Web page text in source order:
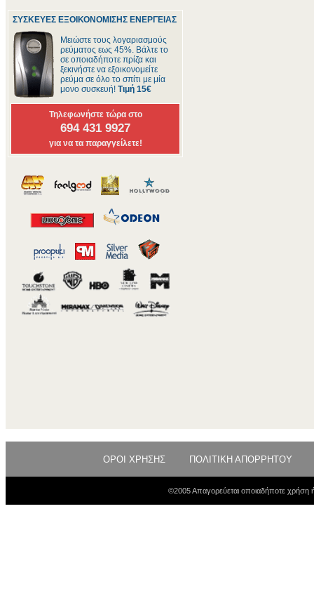
ΣΥΣΚΕΥΕΣ ΕΞΟΙΚΟΝΟΜΙΣΗΣ ΕΝΕΡΓΕΙΑΣ
Μειώστε τους λογαριασμούς
ρεύματος εως 45%. Βάλτε το
σε οποιαδήποτε πρίζα και
ξεκινήστε να εξοικονομείτε
ρεύμα σε όλο το σπίτι με μία
μονο συσκευή! Τιμή 15€
Τηλεφωνήστε τώρα στο
694 431 9927
για να τα παραγγείλετε!
ΟΡΟΙ ΧΡΗΣΗΣ ΠΟΛΙΤΙΚΗ ΑΠΟΡΡΗΤΟΥ
©2005 Απαγορεύεται οποιαδήποτε χρήση